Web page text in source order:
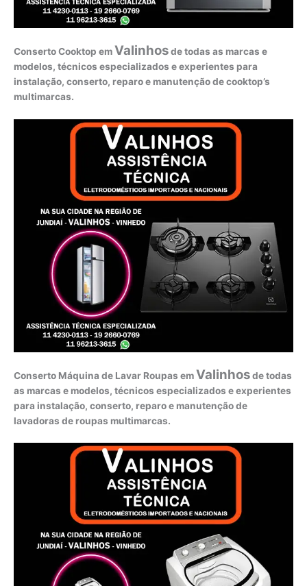
Conserto Cooktop emValinhosde todas as marcas e
modelos, técnicos especializados e experientes para
instalação, conserto, reparo e manutenção de cooktop’s
multimarcas.
Conserto Máquina de Lavar Roupas emValinhosde todas
as marcas e modelos, técnicos especializados e experientes
para instalação, conserto, reparo e manutenção de
lavadoras de roupas multimarcas.